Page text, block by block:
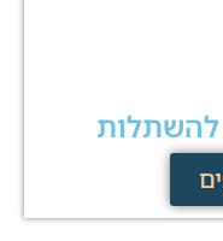
להשתלות